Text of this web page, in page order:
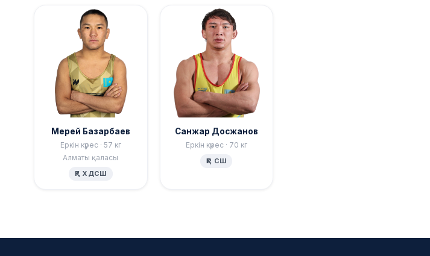
Мерей Базарбаев
Еркін күрес · 57 кг
Алматы қаласы
ҚР ХДСШ
Санжар Досжанов
Еркін күрес · 70 кг
ҚР СШ